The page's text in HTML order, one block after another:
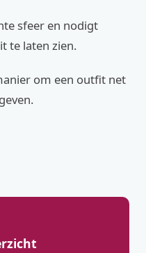
sfeer en nodigt
te laten zien.
om een outfit net